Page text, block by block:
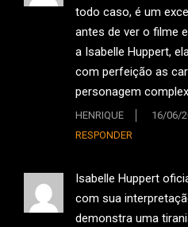
todo caso, é um
antes de ver o filme
a Isabelle Huppert,
com perfeição as
personagem
HENRIQUE 16/06/
RESPONDER
Isabelle Huppert
com sua
demonstra uma